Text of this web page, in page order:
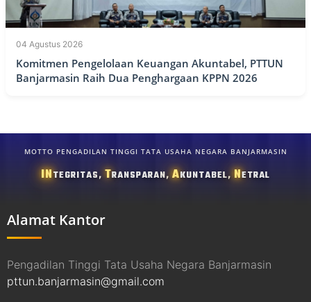
04 Agustus 2026
Komitmen Pengelolaan Keuangan Akuntabel, PTTUN
Banjarmasin Raih Dua Penghargaan KPPN 2026
MOTTO PENGADILAN TINGGI TATA USAHA NEGARA BANJARMASIN
INTEGRITAS,TRANSPARAN,AKUNTABEL,NETRAL
Alamat Kantor
Pengadilan Tinggi Tata Usaha Negara Banjarmasin
pttun.banjarmasin@gmail.com